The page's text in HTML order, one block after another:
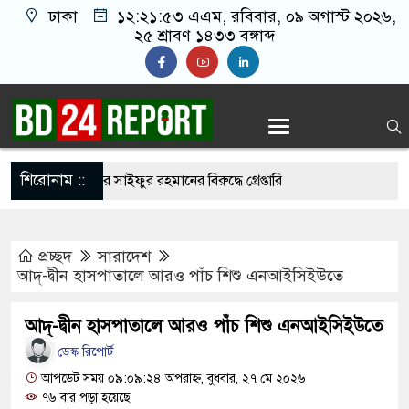
ঢাকা ১২:২১:৫৪ এএম, রবিবার, ০৯ অগাস্ট ২০২৬,
২৫ শ্রাবণ ১৪৩৩ বঙ্গাব্দ
শিরোনাম ::
উইং কমান্ডার সাইফুর রহমানের বিরুদ্ধে গ্রেপ্তারি
মমতার গাড়িতে হামলা, অল্পের জন্য প্রাণে রক্ষা
সাহস থাকলে দেশে ফিরে আইনের মুখোমুখি হবেন:
প্রচ্ছদ
সারাদেশ
আদ্-দ্বীন হাসপাতালে আরও পাঁচ শিশু এনআইসিইউতে
আদ্-দ্বীন হাসপাতালে আরও পাঁচ শিশু এনআইসিইউতে
ডেস্ক রিপোর্ট
আপডেট সময় ০৯:০৯:২৪ অপরাহ্ন, বুধবার, ২৭ মে ২০২৬
৭৬ বার পড়া হয়েছে